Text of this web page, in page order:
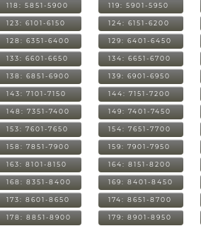
118: 5851-5900 119: 5901-5950
123: 6101-6150 124: 6151-6200
128: 6351-6400 129: 6401-6450
133: 6601-6650 134: 6651-6700
138: 6851-6900 139: 6901-6950
143: 7101-7150 144: 7151-7200
148: 7351-7400 149: 7401-7450
153: 7601-7650 154: 7651-7700
158: 7851-7900 159: 7901-7950
163: 8101-8150 164: 8151-8200
168: 8351-8400 169: 8401-8450
173: 8601-8650 174: 8651-8700
178: 8851-8900 179: 8901-8950